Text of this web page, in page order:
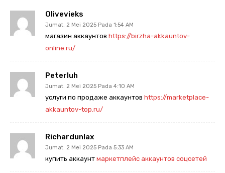
Olivevieks
Jumat. 2 Mei 2025 Pada 1:54 AM
магазин аккаунтов https://birzha-akkauntov-
online.ru/
Peterluh
Jumat. 2 Mei 2025 Pada 4:10 AM
услуги по продаже аккаунтов https://marketplace-
akkauntov-top.ru/
Richardunlax
Jumat. 2 Mei 2025 Pada 5:33 AM
купить аккаунт маркетплейс аккаунтов соцсетей